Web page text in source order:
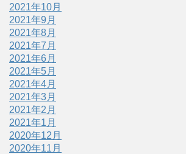
2021年10月
2021年9月
2021年8月
2021年7月
2021年6月
2021年5月
2021年4月
2021年3月
2021年2月
2021年1月
2020年12月
2020年11月